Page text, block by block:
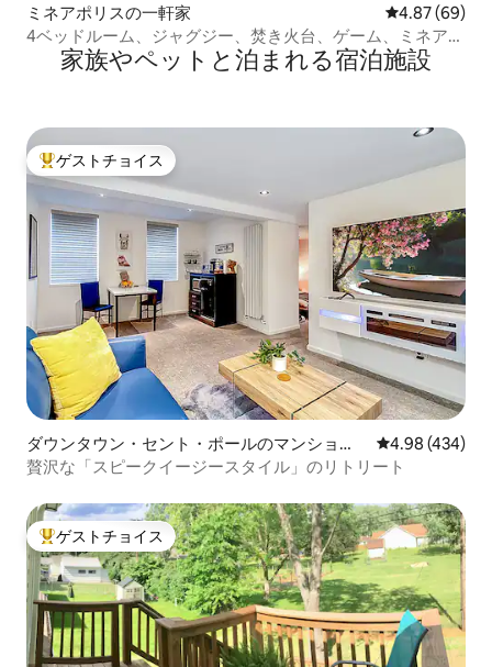
ミネアポリスの一軒家 レビュー69
4.87 (69)
4ベッドルーム、ジャグジー、焚き火台、ゲーム、ミネアポ
リス国際空港とMOAの近く
家族やペットと泊まれる宿泊施設
大好評のゲストチョイスです。
ゲストチョイス
ダウンタウン・セント・ポールのマンショ
ン・アパート
レビュー434
4.98 (434)
贅沢な「スピークイージースタイル」のリトリート
大好評のゲストチョイスです。
ゲストチョイス